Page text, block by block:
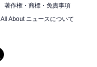
著作権・商標・免責事項
All About ニュースについて